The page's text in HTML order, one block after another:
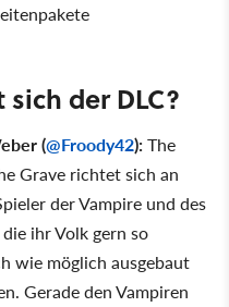
der DLC?
(@Froody42):The
Grave richtet sich an
der Vampire und des
ihr Volk gern so
wie möglich ausgebaut
Gerade den Vampiren